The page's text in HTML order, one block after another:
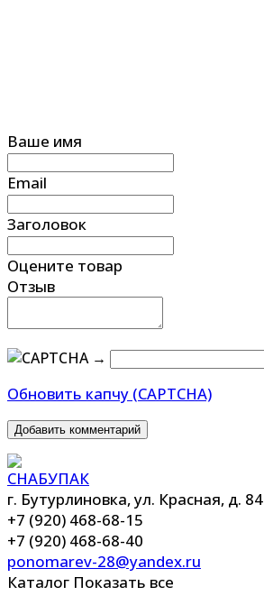
Ваше имя
Email
Заголовок
Оцените товар
Отзыв
→
Обновить капчу (CAPTCHA)
Добавить комментарий
г. Бутурлиновка, ул. Красная, д. 84
+7 (920) 468-68-15
+7 (920) 468-68-40
ponomarev-28@yandex.ru
Каталог Показать все